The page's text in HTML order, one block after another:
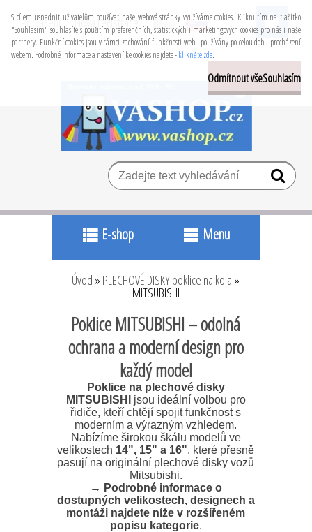
S cílem usnadnit uživatelům používat naše webové stránky využíváme cookies. Kliknutím na tlačítko
"Souhlasím" souhlasíte s použitím preferenčních, statistických i marketingových cookies pro nás i naše
partnery. Funkční cookies jsou v rámci zachování funkčnosti webu používány po celou dobu procházení
webem. Podrobné informace a nastavení ke cookies najdete -klikněte zde.
Odmítnout všeSouhlasím
Přihlášení Nová registrace
E-shop Menu
Úvod » PLECHOVÉ DISKY poklice na kola »
MITSUBISHI
Poklice MITSUBISHI – odolná
ochrana a moderní design pro
každý model
Poklice na plechové disky
MITSUBISHI
jsou ideální volbou pro
řidiče, kteří chtějí spojit funkčnost s
moderním a výrazným vzhledem.
Nabízíme širokou škálu modelů ve
velikostech 14", 15" a 16", které přesně
pasují na originální plechové disky vozů
Mitsubishi.
→ Podrobné informace o
dostupných velikostech, designech a
montáži najdete níže v rozšířeném
popisu kategorie.